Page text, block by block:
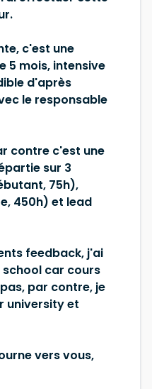
c'est une
5 mois, intensive
d'après
le responsable
contre c'est une
sur 3
75h),
450h) et lead
feedback, j'ai
car cours
par contre, je
university et
vers vous,